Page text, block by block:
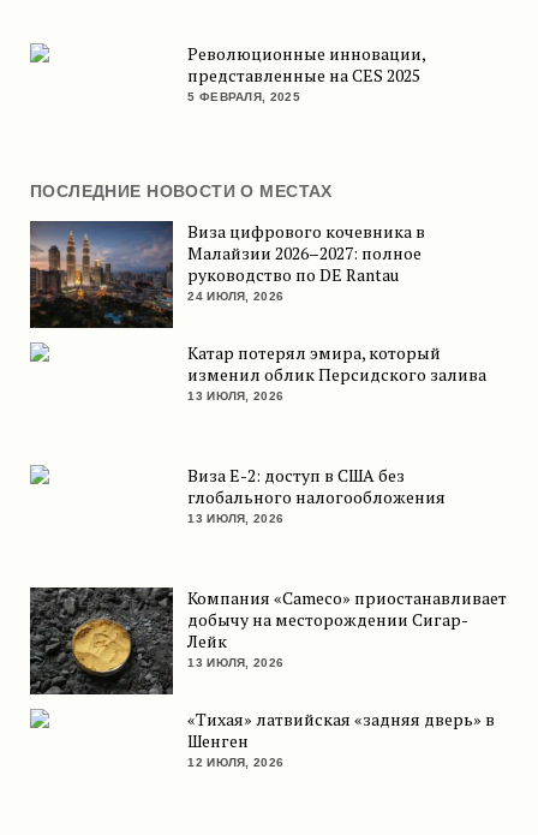
Революционные инновации,
представленные на CES 2025
5 ФЕВРАЛЯ, 2025
ПОСЛЕДНИЕ НОВОСТИ О МЕСТАХ
Виза цифрового кочевника в
Малайзии 2026–2027: полное
руководство по DE Rantau
24 ИЮЛЯ, 2026
Катар потерял эмира, который
изменил облик Персидского залива
13 ИЮЛЯ, 2026
Виза E-2: доступ в США без
глобального налогообложения
13 ИЮЛЯ, 2026
Компания «Cameco» приостанавливает
добычу на месторождении Сигар-
Лейк
13 ИЮЛЯ, 2026
«Тихая» латвийская «задняя дверь» в
Шенген
12 ИЮЛЯ, 2026